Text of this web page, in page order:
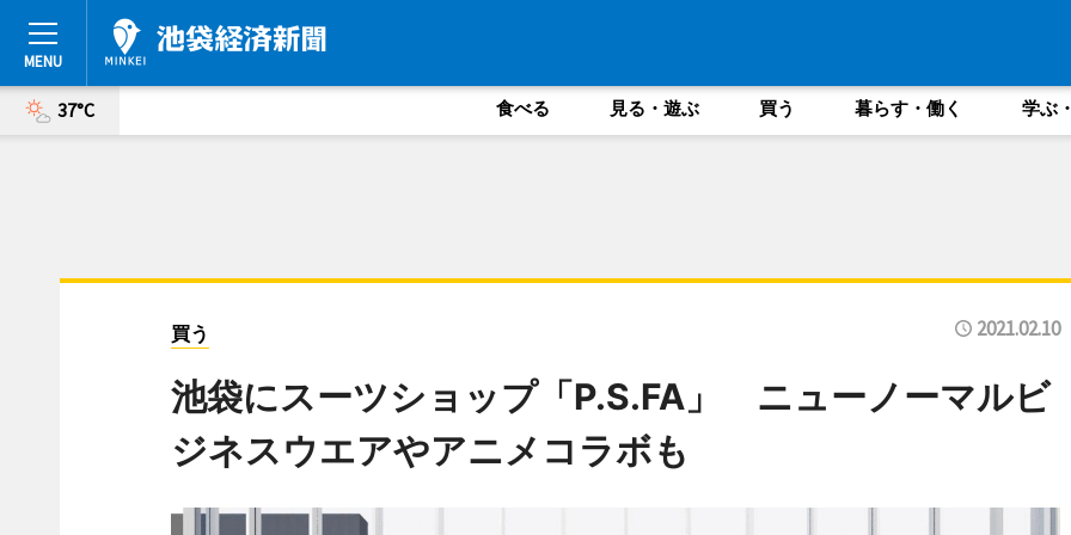
37°C 食べる 見る・遊ぶ 買う 暮らす・働く 学ぶ
買う 2021.02.10
池袋にスーツショップ「P.S.FA」 ニューノーマルビ
ジネスウエアやアニメコラボも